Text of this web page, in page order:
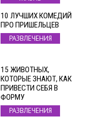
10 ЛУЧШИХ КОМЕДИЙ
ПРО ПРИШЕЛЬЦЕВ
РАЗВЛЕЧЕНИЯ
15 ЖИВОТНЫХ,
КОТОРЫЕ ЗНАЮТ, КАК
ПРИВЕСТИ СЕБЯ В
ФОРМУ
РАЗВЛЕЧЕНИЯ